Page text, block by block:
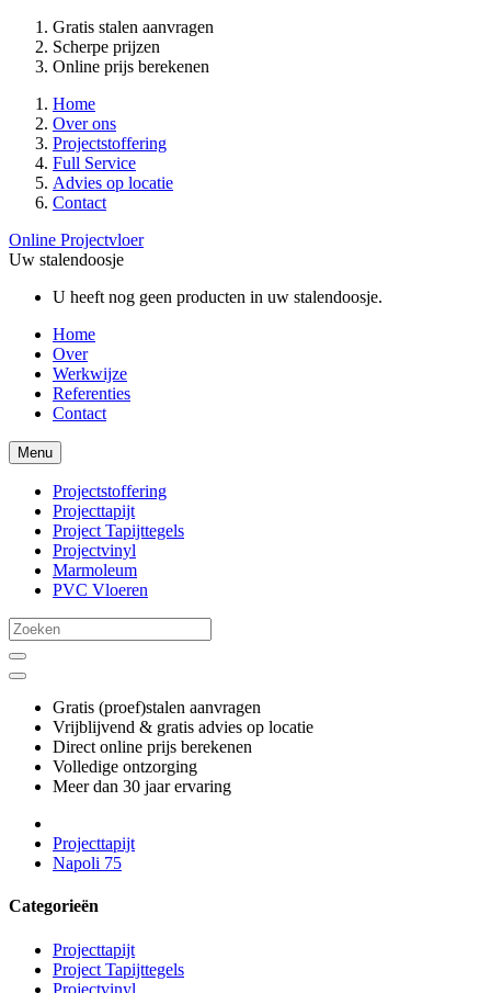
Gratis stalen aanvragen
Scherpe prijzen
Online prijs berekenen
Home
Over ons
Projectstoffering
Full Service
Advies op locatie
Contact
Online Projectvloer
Uw stalendoosje
U heeft nog geen producten in uw stalendoosje.
Home
Over
Werkwijze
Referenties
Contact
Menu
Projectstoffering
Projecttapijt
Project Tapijttegels
Projectvinyl
Marmoleum
PVC Vloeren
Gratis (proef)stalen aanvragen
Vrijblijvend & gratis advies op locatie
Direct online prijs berekenen
Volledige ontzorging
Meer dan 30 jaar ervaring
Projecttapijt
Napoli 75
Categorieën
Projecttapijt
Project Tapijttegels
Projectvinyl